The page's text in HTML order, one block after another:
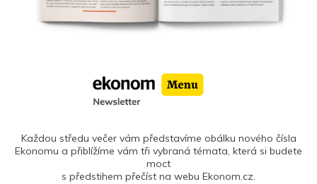
Každou středu večer vám představíme obálku nového čísla
Ekonomu a přiblížíme vám tři vybraná témata, která si budete
moct
s předstihem přečíst na webu Ekonom.cz.